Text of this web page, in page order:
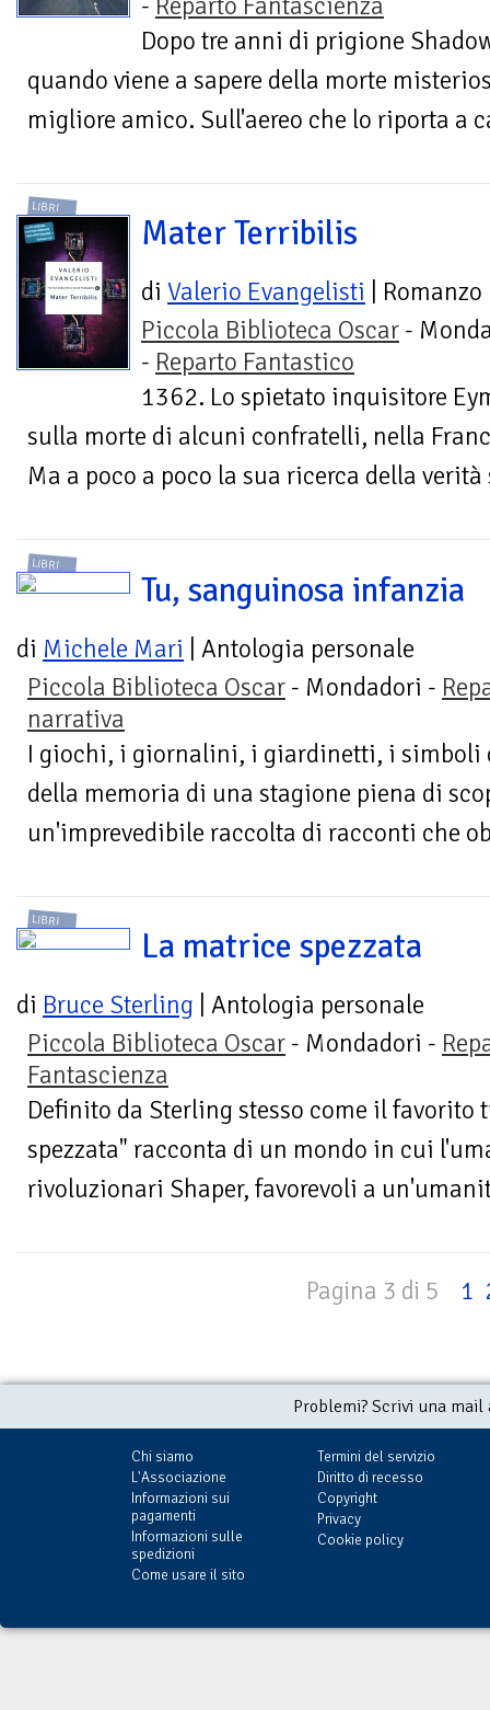
Dopo tre anni di prigione
quando viene a sapere della morte
migliore amico. Sull'aereo che lo riporta a
LIBRI
Mater Terribilis
di Valerio Evangelisti | Romanzo
Piccola Biblioteca Oscar -
- Reparto Fantastico
1362. Lo spietato inquisitore
sulla morte di alcuni confratelli, nella
Ma a poco a poco la sua ricerca della
LIBRI
Tu, sanguinosa infanzia
di Michele Mari | Antologia personale
Piccola Biblioteca Oscar - Mondadori -
narrativa
I giochi, i giornalini, i giardinetti, i simboli
della memoria di una stagione piena di
un'imprevedibile raccolta di racconti che
LIBRI
La matrice spezzata
di Bruce Sterling | Antologia personale
Piccola Biblioteca Oscar - Mondadori -
Fantascienza
Definito da Sterling stesso come il
spezzata" racconta di un mondo in cui
rivoluzionari Shaper, favorevoli a
Pagina 3 di 5 1
Problemi? Scrivi una
Chi siamo
L'Associazione
Informazioni sui
pagamenti
Informazioni sulle
spedizioni
Come usare il sito
Termini del servizio
Diritto di recesso
Copyright
Privacy
Cookie policy